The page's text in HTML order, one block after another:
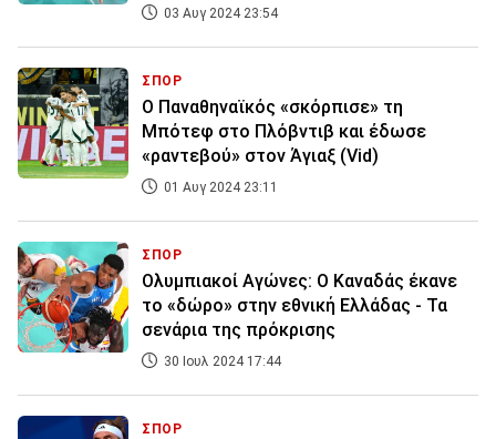
03 Αυγ 2024 23:54
ΣΠΟΡ
Ο Παναθηναϊκός «σκόρπισε» τη
Μπότεφ στο Πλόβντιβ και έδωσε
«ραντεβού» στον Άγιαξ (Vid)
01 Αυγ 2024 23:11
ΣΠΟΡ
Ολυμπιακοί Αγώνες: Ο Καναδάς έκανε
το «δώρο» στην εθνική Ελλάδας - Τα
σενάρια της πρόκρισης
30 Ιουλ 2024 17:44
ΣΠΟΡ